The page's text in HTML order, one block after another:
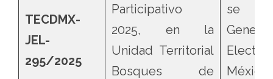
TECDMX-
JEL-
295/2025
Participativo
2025, en la
Unidad Territorial
Bosques de
se